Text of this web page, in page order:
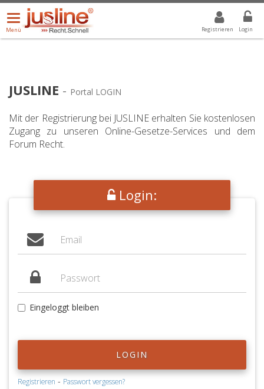
Registrieren Login
Menü
öffnen/schließen
Menü
ALLE DROPDOWN: GEWÄHLTER WERT IST ALLE
JUSLINE - Portal LOGIN
Mit der Registrierung bei JUSLINE erhalten Sie kostenlosen
Zugang zu unseren Online-Gesetze-Services und dem
Forum Recht.
Login:
Eingeloggt bleiben
LOGIN
Registrieren - Passwort vergessen?